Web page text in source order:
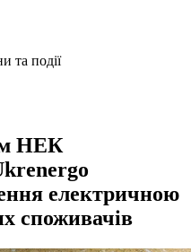
та події
НЕК
електричною
споживачів